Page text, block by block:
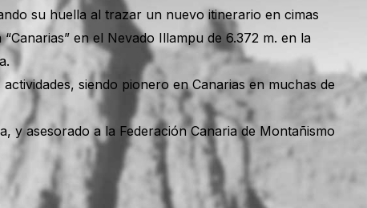
su huella al trazar un nuevo itinerario en cimas
en el Nevado Illampu de 6.372 m. en la
siendo pionero en Canarias en muchas de
y asesorado a la Federación Canaria de Montañismo